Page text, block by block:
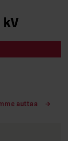
kV
auttaa